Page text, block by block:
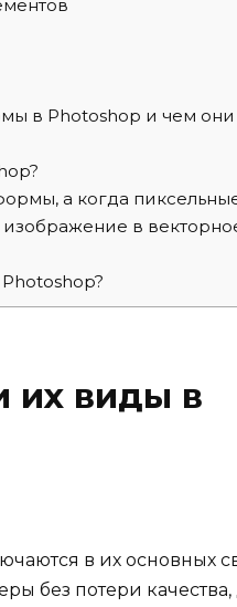
в Photoshop и чем они
а когда
в
их виды в
в их основных
без потери качества,